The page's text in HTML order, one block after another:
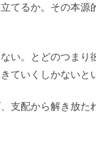
てるか。その本源
い。とどのつまり
ていくしかないと
支配から解き放た